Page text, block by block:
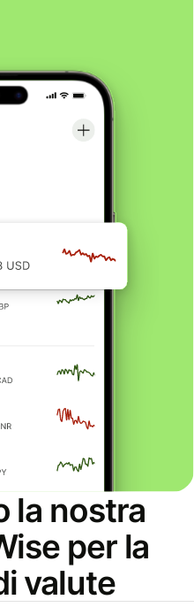
la nostra
per la
valute